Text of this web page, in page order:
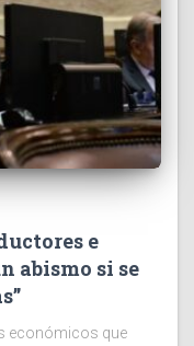
e
abismo si se
económicos que